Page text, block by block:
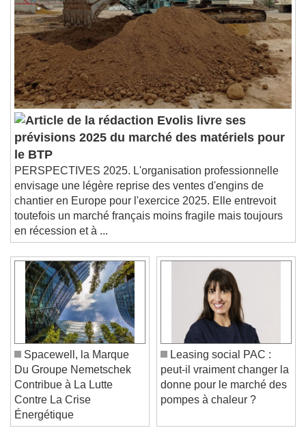
Evolis livre ses
prévisions 2025 du marché des matériels pour
le BTP
PERSPECTIVES 2025. L'organisation professionnelle
envisage une légère reprise des ventes d'engins de
chantier en Europe pour l'exercice 2025. Elle entrevoit
toutefois un marché français moins fragile mais toujours
en récession et à ...
Spacewell, la Marque
Du Groupe Nemetschek
Contribue à La Lutte
Contre La Crise
Énergétique
Leasing social PAC :
peut-il vraiment changer la
donne pour le marché des